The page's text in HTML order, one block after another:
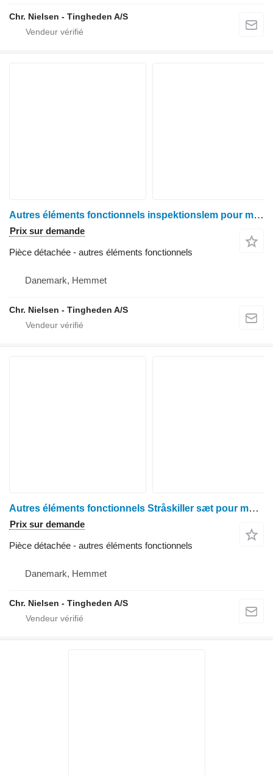
Chr. Nielsen - Tingheden A/S
Autres éléments fonctionnels inspektionslem pour moissonneuse-batteuse Case 1680
Prix sur demande
Pièce détachée - autres éléments fonctionnels
Danemark, Hemmet
Chr. Nielsen - Tingheden A/S
Autres éléments fonctionnels Stråskiller sæt pour moissonneuse-batteuse Case 1660
Prix sur demande
Pièce détachée - autres éléments fonctionnels
Danemark, Hemmet
Chr. Nielsen - Tingheden A/S